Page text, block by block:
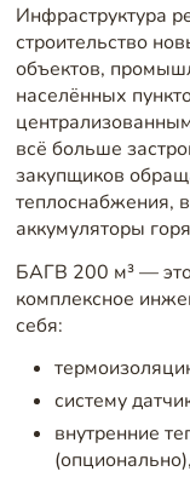
Инфраструктура
строительство
объектов,
населённых
всё больше
закупщиков
теплоснабжения,
аккумуляторы
БАГВ 200 м³ — это
комплексное
себя:
систему
внутренние
(опционально),